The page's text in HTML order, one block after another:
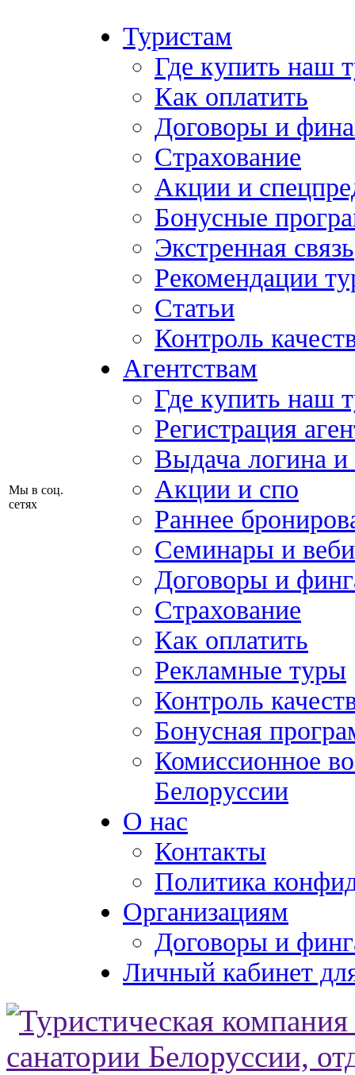
Мы в соц.
сетях
Туристам
Где купить наш
Как оплатить
Договоры и
Страхование
Акции и
Бонусные
Экстренная связь
Рекомендации
Статьи
Контроль
Агентствам
Где купить наш
Регистрация
Выдача логина и
Акции и спо
Раннее
Семинары и
Договоры и
Страхование
Как оплатить
Рекламные туры
Контроль
Бонусная
Комиссионное
Белоруссии
О нас
Контакты
Политика
Организациям
Договоры и
Личный кабинет